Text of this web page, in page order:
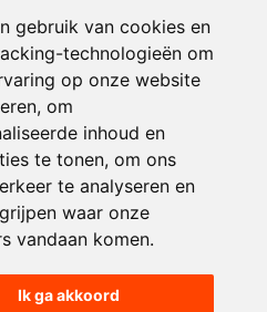
gebruik van cookies en
technologieën om
op onze website
om
inhoud en
te tonen, om ons
te analyseren en
waar onze
vandaan komen.
Ik ga akkoord